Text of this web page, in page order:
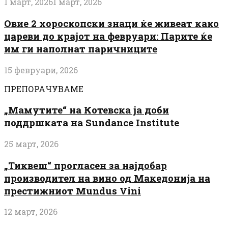
Овие 2 хороскопски знаци ќе живеат како
цареви до крајот на февруари: Парите ќе
им ги наполнат паричниците
15 февруари, 2026
ПРЕПОРАЧУВАМЕ
„Мамутите“ на Котевска ја доби
поддршката на Sundance Institute
25 март, 2026
„Тиквеш“ прогласен за најдобар
производител на вино од Македонија на
престижниот Mundus Vini
12 март, 2026